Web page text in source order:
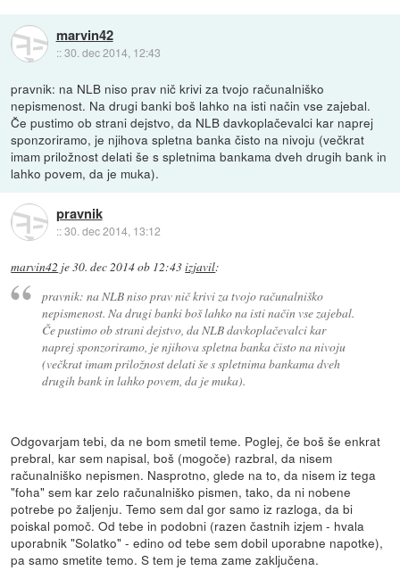
marvin42
::30. dec 2014, 12:43
pravnik: na NLB niso prav nič krivi za tvojo računalniško
nepismenost. Na drugi banki boš lahko na isti način vse zajebal.
Če pustimo ob strani dejstvo, da NLB davkoplačevalci kar naprej
sponzoriramo, je njihova spletna banka čisto na nivoju (večkrat
imam priložnost delati še s spletnima bankama dveh drugih bank in
lahko povem, da je muka).
pravnik
::30. dec 2014, 13:12
marvin42 je30. dec 2014 ob 12:43izjavil:
pravnik: na NLB niso prav nič krivi za tvojo računalniško
nepismenost. Na drugi banki boš lahko na isti način vse zajebal.
Če pustimo ob strani dejstvo, da NLB davkoplačevalci kar
naprej sponzoriramo, je njihova spletna banka čisto na nivoju
(večkrat imam priložnost delati še s spletnima bankama dveh
drugih bank in lahko povem, da je muka).
Odgovarjam tebi, da ne bom smetil teme. Poglej, če boš še enkrat
prebral, kar sem napisal, boš (mogoče) razbral, da nisem
računalniško nepismen. Nasprotno, glede na to, da nisem iz tega
"foha" sem kar zelo računalniško pismen, tako, da ni nobene
potrebe po žaljenju. Temo sem dal gor samo iz razloga, da bi
poiskal pomoč. Od tebe in podobni (razen častnih izjem - hvala
uporabnik "Solatko" - edino od tebe sem dobil uporabne napotke),
pa samo smetite temo. S tem je tema zame zaključena.